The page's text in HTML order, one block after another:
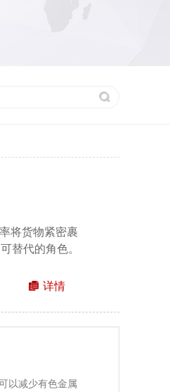
将货物紧密裹
替代的角色。
详情
以减少有色金属